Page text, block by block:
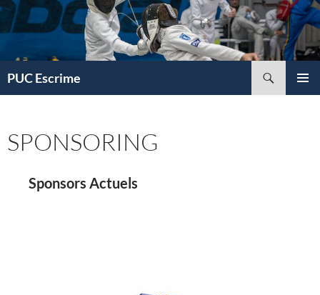
Aller
au
PUC Escrime
SPONSORING
Sponsors Actuels